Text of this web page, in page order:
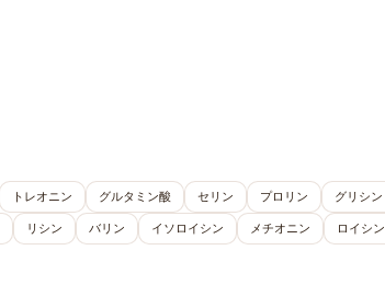
トレオニン グルタミン酸 セリン プロリン グリシン
リシン バリン イソロイシン メチオニン ロイシン